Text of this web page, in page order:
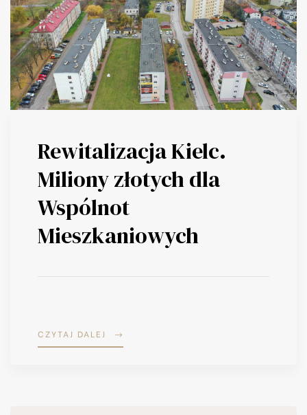
Rewitalizacja Kielc.
Miliony złotych dla
Wspólnot
Mieszkaniowych
CZYTAJ DALEJ